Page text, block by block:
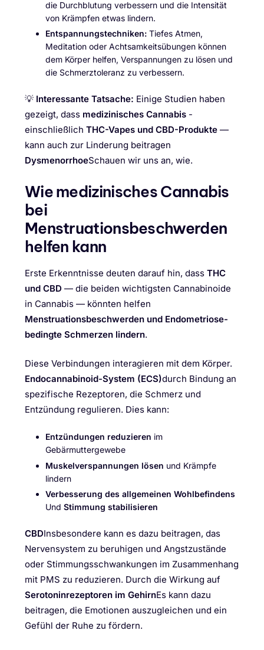
die Durchblutung verbessern und die Intensität
von Krämpfen etwas lindern.
Entspannungstechniken: Tiefes Atmen,
Meditation oder Achtsamkeitsübungen können
dem Körper helfen, Verspannungen zu lösen und
die Schmerztoleranz zu verbessern.
💡 Interessante Tatsache: Einige Studien haben
gezeigt, dass medizinisches Cannabis -
einschließlich THC-Vapes und CBD-Produkte —
kann auch zur Linderung beitragen
DysmenorrhoeSchauen wir uns an, wie.
Wie medizinisches Cannabis
bei
Menstruationsbeschwerden
helfen kann
Erste Erkenntnisse deuten darauf hin, dass THC
und CBD — die beiden wichtigsten Cannabinoide
in Cannabis — könnten helfen
Menstruationsbeschwerden und Endometriose-
bedingte Schmerzen lindern.
Diese Verbindungen interagieren mit dem Körper.
Endocannabinoid-System (ECS)durch Bindung an
spezifische Rezeptoren, die Schmerz und
Entzündung regulieren. Dies kann:
Entzündungen reduzieren im
Gebärmuttergewebe
Muskelverspannungen lösen und Krämpfe
lindern
Verbesserung des allgemeinen Wohlbefindens
Und Stimmung stabilisieren
CBDInsbesondere kann es dazu beitragen, das
Nervensystem zu beruhigen und Angstzustände
oder Stimmungsschwankungen im Zusammenhang
mit PMS zu reduzieren. Durch die Wirkung auf
Serotoninrezeptoren im GehirnEs kann dazu
beitragen, die Emotionen auszugleichen und ein
Gefühl der Ruhe zu fördern.